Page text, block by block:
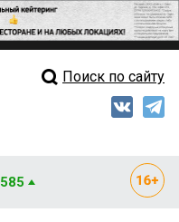
Свежий выпускПоиск по сайту